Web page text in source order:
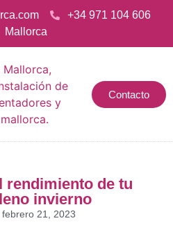
+34 971 104 606
Mallorca
Contacto
rendimiento de tu
invierno
febrero 21, 2023